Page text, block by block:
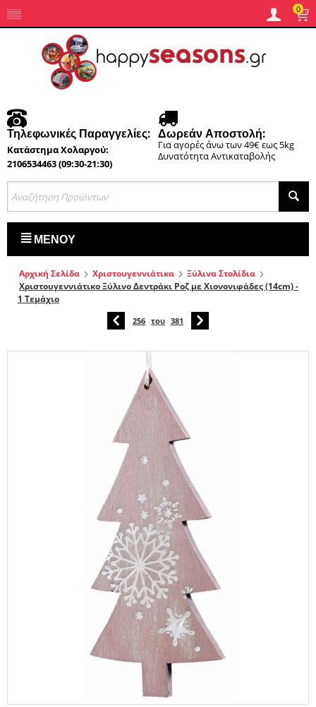
0
Τηλεφωνικές Παραγγελίες:
Κατάστημα Χολαργού:
2106534463 (09:30-21:30)
Δωρεάν Αποστολή:
Για αγορές άνω των 49€ εως 5kg
Δυνατότητα Αντικαταβολής
ΜΕΝΟΎ
Αρχική Σελίδα Χριστουγεννιάτικα
Ξύλινα Στολίδια
Χριστουγεννιάτικο Ξύλινο Δεντράκι Ροζ με Χιονονιφάδες (14cm) -
1 Τεμάχιο
256 του 381